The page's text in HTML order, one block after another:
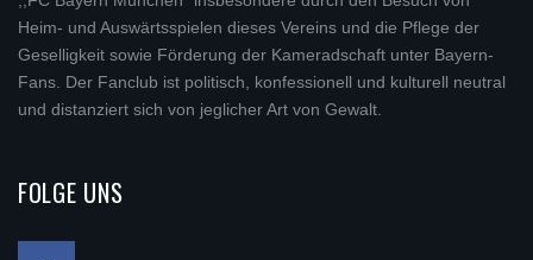
Heim- und Auswärtsspielen dieses Vereins und die Pflege der
Geselligkeit sowie Förderung der Kameradschaft unter Bayern-
Fans. Der Fanclub ist politisch, konfessionell und kulturell neutral
und distanziert sich von jeglicher Art von Gewalt.
FOLGE UNS